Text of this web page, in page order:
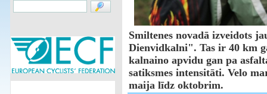
Smiltenes novadā izveidots
Dienvidkalni". Tas ir 40 km
kalnaino apvidu gan pa
satiksmes intensitāti. Velo
maija līdz oktobrim.